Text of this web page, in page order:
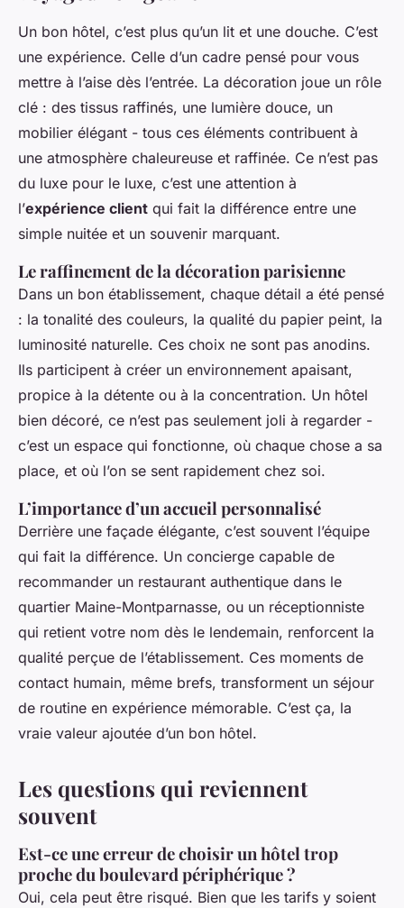
Un bon hôtel, c’est plus qu’un lit et une douche. C’est
une expérience. Celle d’un cadre pensé pour vous
mettre à l’aise dès l’entrée. La décoration joue un rôle
clé : des tissus raffinés, une lumière douce, un
mobilier élégant - tous ces éléments contribuent à
une atmosphère chaleureuse et raffinée. Ce n’est pas
du luxe pour le luxe, c’est une attention à
l’expérience client qui fait la différence entre une
simple nuitée et un souvenir marquant.
Le raffinement de la décoration parisienne
Dans un bon établissement, chaque détail a été pensé
: la tonalité des couleurs, la qualité du papier peint, la
luminosité naturelle. Ces choix ne sont pas anodins.
Ils participent à créer un environnement apaisant,
propice à la détente ou à la concentration. Un hôtel
bien décoré, ce n’est pas seulement joli à regarder -
c’est un espace qui fonctionne, où chaque chose a sa
place, et où l’on se sent rapidement chez soi.
L’importance d’un accueil personnalisé
Derrière une façade élégante, c’est souvent l’équipe
qui fait la différence. Un concierge capable de
recommander un restaurant authentique dans le
quartier Maine-Montparnasse, ou un réceptionniste
qui retient votre nom dès le lendemain, renforcent la
qualité perçue de l’établissement. Ces moments de
contact humain, même brefs, transforment un séjour
de routine en expérience mémorable. C’est ça, la
vraie valeur ajoutée d’un bon hôtel.
Les questions qui reviennent
souvent
Est-ce une erreur de choisir un hôtel trop
proche du boulevard périphérique ?
Oui, cela peut être risqué. Bien que les tarifs y soient